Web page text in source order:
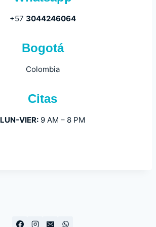
+57 3044246064
Bogotá
Colombia
Citas
LUN-VIER: 9 AM – 8 PM